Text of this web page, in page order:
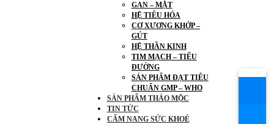
GAN – MẬT
HỆ TIÊU HÓA
CƠ XƯƠNG KHỚP –
GÚT
HỆ THẦN KINH
TIM MẠCH – TIỂU
ĐƯỜNG
SẢN PHẨM ĐẠT TIÊU
CHUẨN GMP – WHO
SẢN PHẨM THẢO MỘC
TIN TỨC
CẨM NANG SỨC KHOẺ